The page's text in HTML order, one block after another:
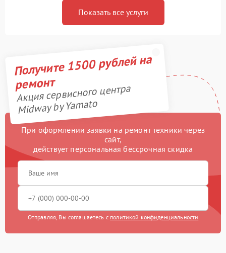
Показать все услуги
Получите 1500 рублей на
ремонт
Акция сервисного центра
Midway by Yamato
При оформлении заявки на ремонт техники через
сайт,
действует персональная бессрочная скидка
Отправляя, Вы соглашаетесь с политикой конфиденциальности